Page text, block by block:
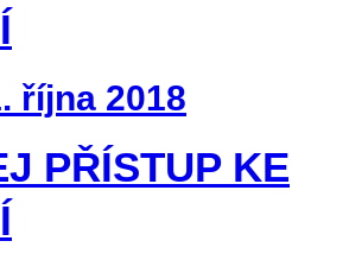
října 2018
PŘÍSTUP KE